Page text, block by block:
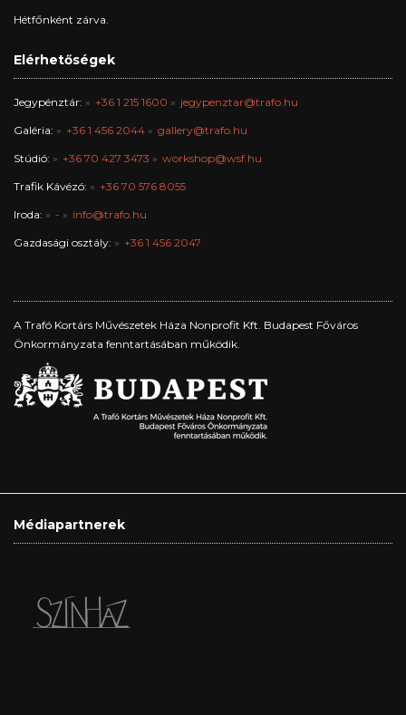
Hétfőnként zárva.
Elérhetőségek
Jegypénztár: +36 1 215 1600 jegypenztar@trafo.hu
Galéria: +36 1 456 2044 gallery@trafo.hu
Stúdió: +36 70 427 3473 workshop@wsf.hu
Trafik Kávézó: +36 70 576 8055
Iroda: - info@trafo.hu
Gazdasági osztály: +36 1 456 2047
A Trafó Kortárs Művészetek Háza Nonprofit Kft. Budapest Főváros
Önkormányzata fenntartásában működik.
Médiapartnerek